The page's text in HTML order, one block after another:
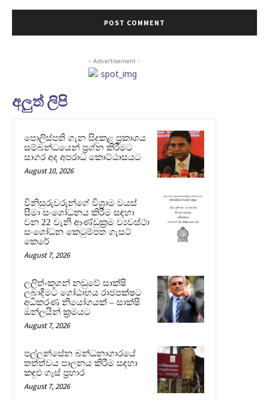
- Advertisement -
අලුත් ලිපි
පොලිස්පති ගැන සිදුකළ ප්‍රකාශය
සම්බන්ධයෙන් ප්‍රශ්න කිරීමට
සාගර අද අපරාධ කොට්ඨාසයට
August 10, 2026
විනිසුරුවරුන්ගේ විශ්‍රාම වයස්
සීමා සංශෝධනය කිරීම සඳහා
වන 22 වැනි ආණ්ඩුක්‍රම ව්‍යවස්ථා
සංශෝධන කෙටුම්පත ගැසට්
කෙරේ
August 7, 2026
ලලිත්-කූගන් නඩුවේ සාක්ෂි
ලබාදීමට ගෝඨාභය රාජපක්ෂට
අධිකරණ නියෝගයක් – සාක්ෂි
ඔන්ලයින් ක්‍රමයට
August 7, 2026
පල්ලන්සේන බන්ධනාගාරයේ
තත්ත්වය පාලනය කිරීම සඳහා
කඳුළු ගෑස් ප්‍රහාර
August 7, 2026